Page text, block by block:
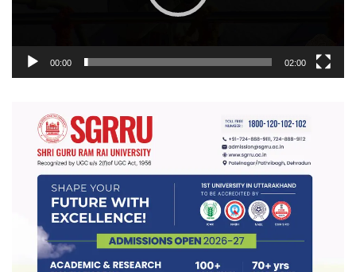
00:00 02:00